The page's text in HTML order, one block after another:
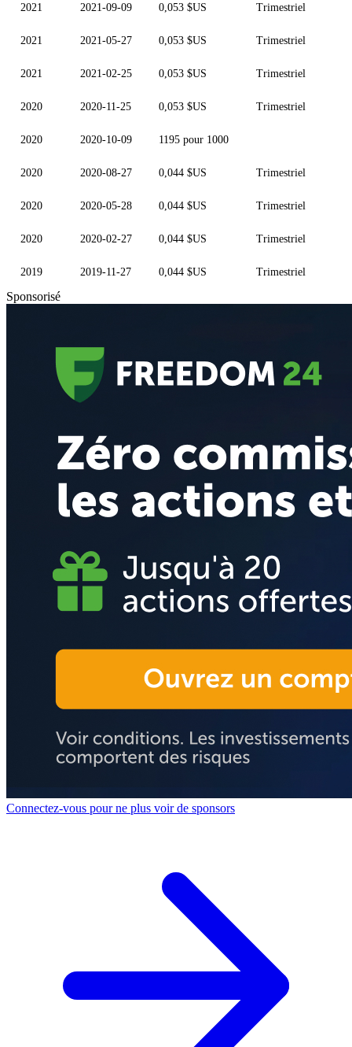
2021 2021-09-09 0,053 $US Trimestriel
2021 2021-05-27 0,053 $US Trimestriel
2021 2021-02-25 0,053 $US Trimestriel
2020 2020-11-25 0,053 $US Trimestriel
2020 2020-10-09 1195 pour 1000
2020 2020-08-27 0,044 $US Trimestriel
2020 2020-05-28 0,044 $US Trimestriel
2020 2020-02-27 0,044 $US Trimestriel
2019 2019-11-27 0,044 $US Trimestriel
Sponsorisé
Connectez-vous pour ne plus voir de sponsors